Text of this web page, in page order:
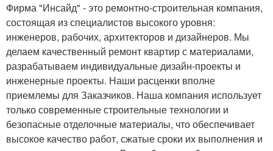
Фирма "Инсайд" - это ремонтно-строительная компания,
состоящая из специалистов высокого уровня:
инженеров, рабочих, архитекторов и дизайнеров. Мы
делаем качественный ремонт квартир с материалами,
разрабатываем индивидуальные дизайн-проекты и
инженерные проекты. Наши расценки вполне
приемлемы для Заказчиков. Наша компания использует
только современные строительные технологии и
безопасные отделочные материалы, что обеспечивает
высокое качество работ, сжатые сроки их выполнения и